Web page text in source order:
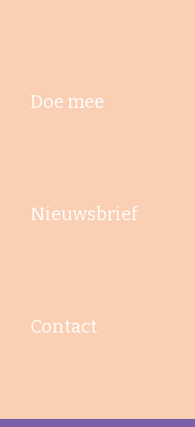
Doe mee
Nieuwsbrief
Contact